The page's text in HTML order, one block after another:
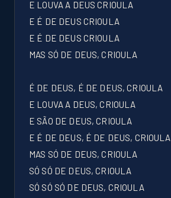
E LOUVA A DEUS CRIOULA
E É DE DEUS CRIOULA
E É DE DEUS CRIOULA
MAS SÓ DE DEUS, CRIOULA
É DE DEUS, É DE DEUS, CRIOULA
E LOUVA A DEUS, CRIOULA
E SÃO DE DEUS, CRIOULA
E É DE DEUS, É DE DEUS, CRIOULA
MAS SÓ DE DEUS, CRIOULA
SÓ SÓ DE DEUS, CRIOULA
SÓ SÓ SÓ DE DEUS, CRIOULA